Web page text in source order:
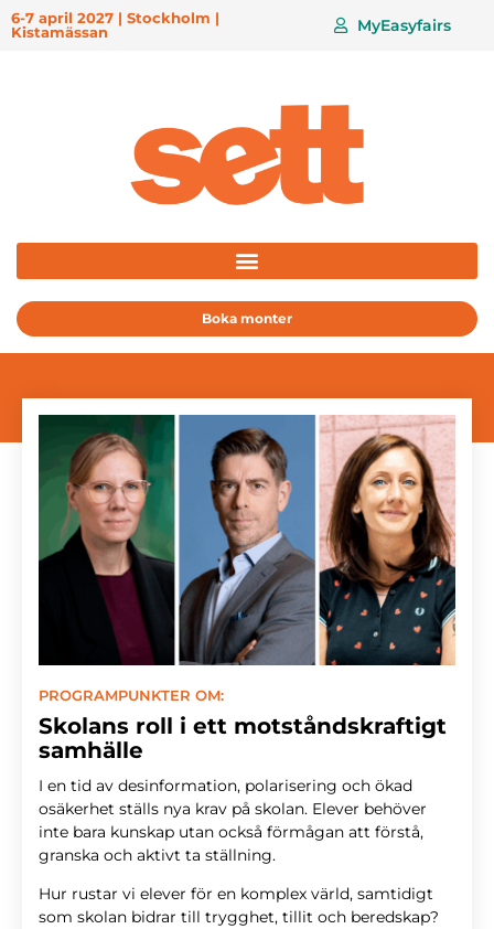
6-7 april 2027 | Stockholm |
Kistamässan
MyEasyfairs
Boka monter
PROGRAMPUNKTER OM:
Skolans roll i ett motståndskraftigt
samhälle
I en tid av desinformation, polarisering och ökad
osäkerhet ställs nya krav på skolan. Elever behöver
inte bara kunskap utan också förmågan att förstå,
granska och aktivt ta ställning.
Hur rustar vi elever för en komplex värld, samtidigt
som skolan bidrar till trygghet, tillit och beredskap?